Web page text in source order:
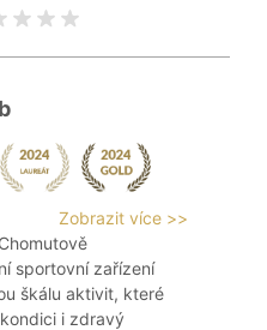
Zobrazit více >>
sportovní zařízení
škálu aktivit, které
i zdravý